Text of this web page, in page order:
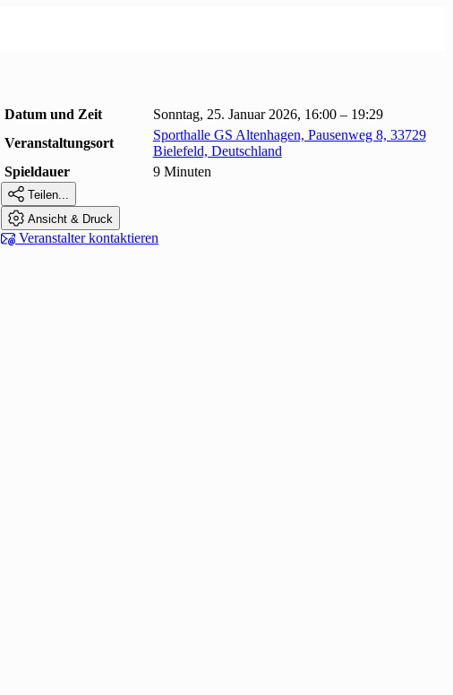
Datum und Zeit
Sonntag, 25. Januar 2026, 16:00 – 19:29
Veranstaltungsort
Sporthalle GS Altenhagen, Pausenweg 8, 33729
Bielefeld, Deutschland
Spieldauer
9 Minuten
 Teilen...
 Ansicht & Druck
 Veranstalter kontaktieren